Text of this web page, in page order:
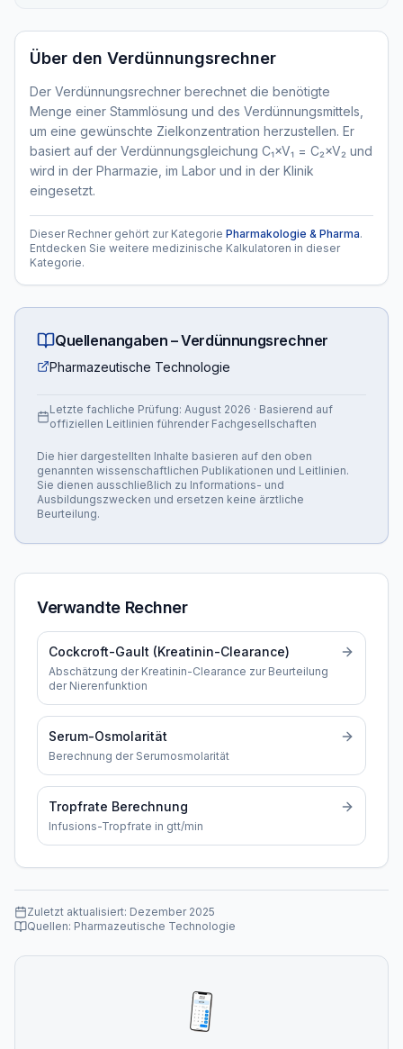
Über den Verdünnungsrechner
Der Verdünnungsrechner berechnet die benötigte
Menge einer Stammlösung und des Verdünnungsmittels,
um eine gewünschte Zielkonzentration herzustellen. Er
basiert auf der Verdünnungsgleichung C₁×V₁ = C₂×V₂ und
wird in der Pharmazie, im Labor und in der Klinik
eingesetzt.
Dieser Rechner gehört zur Kategorie Pharmakologie & Pharma.
Entdecken Sie weitere medizinische Kalkulatoren in dieser
Kategorie.
Quellenangaben –Verdünnungsrechner
Pharmazeutische Technologie
Letzte fachliche Prüfung: August 2026 · Basierend auf
offiziellen Leitlinien führender Fachgesellschaften
Die hier dargestellten Inhalte basieren auf den oben
genannten wissenschaftlichen Publikationen und Leitlinien.
Sie dienen ausschließlich zu Informations- und
Ausbildungszwecken und ersetzen keine ärztliche
Beurteilung.
Verwandte Rechner
Cockcroft-Gault (Kreatinin-Clearance)
Abschätzung der Kreatinin-Clearance zur Beurteilung
der Nierenfunktion
Serum-Osmolarität
Berechnung der Serumosmolarität
Tropfrate Berechnung
Infusions-Tropfrate in gtt/min
Zuletzt aktualisiert: Dezember 2025
Quellen: Pharmazeutische Technologie